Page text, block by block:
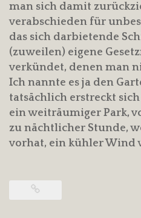
man sich damit
verabschieden für
das sich darbietende
(zuweilen) eigene
verkündet, denen man
Ich nannte es ja den
tatsächlich erstreckt
ein weiträumiger Park,
zu nächtlicher Stunde,
vorhat, ein kühler Wind